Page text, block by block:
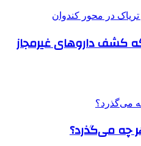
شبکه کشف داروهای غیرمجاز
چه می‌گذرد؟